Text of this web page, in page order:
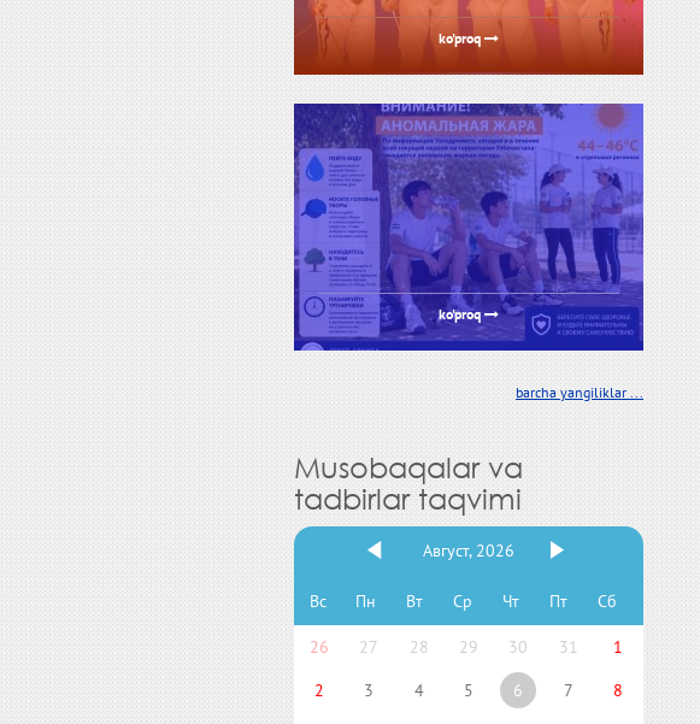
ko'proq
ko'proq
barcha yangiliklar ...
Musobaqalar va
tadbirlar taqvimi
Август, 2026
Вс Пн Вт Ср Чт Пт Сб
26 27 28 29 30 31
1
2
3 4 5 6 7
8